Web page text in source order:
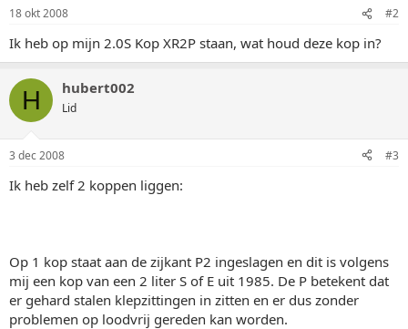
18 okt 2008 #2
Ik heb op mijn 2.0S Kop XR2P staan, wat houd deze kop in?
H hubert002
Lid
3 dec 2008 #3
Ik heb zelf 2 koppen liggen:
Op 1 kop staat aan de zijkant P2 ingeslagen en dit is volgens
mij een kop van een 2 liter S of E uit 1985. De P betekent dat
er gehard stalen klepzittingen in zitten en er dus zonder
problemen op loodvrij gereden kan worden.